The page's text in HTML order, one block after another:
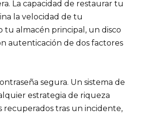
La capacidad de restaurar tu
la velocidad de tu
tu almacén principal, un disco
autenticación de dos factores
segura. Un sistema de
estrategia de riqueza
recuperados tras un incidente,